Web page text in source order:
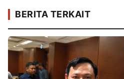
BERITA TERKAIT